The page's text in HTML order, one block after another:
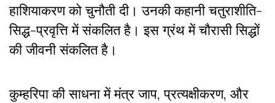
हाशियाकरण को चुनौती दी। उनकी कहानी चतुराशीति-
सिद्ध-प्रवृत्ति में संकलित है। इस ग्रंथ में चौरासी सिद्धों
की जीवनी संकलित है।
कुम्हरिपा की साधना में मंत्र जाप, प्रत्यक्षीकरण, और